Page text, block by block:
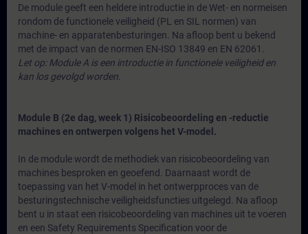
De module geeft een heldere introductie in de Wet- en normeisen
rondom de functionele veiligheid (PL en SIL normen) van
machine- en apparatenbesturingen. Na afloop bent u bekend
met de impact van de normen EN-ISO 13849 en EN 62061.
Let op: Module A is een introductie in functionele veiligheid en
kan los gevolgd worden.
Module B (2e dag, week 1) Risicobeoordeling en -reductie
machines en ontwerpen volgens het V-model.
In de module wordt de methodiek van risicobeoordeling van
machines besproken en geoefend. Daarnaast wordt de
toepassing van het V-model in het ontwerpproces van de
besturingstechnische veiligheidsfuncties uitgelegd. Na afloop
bent u in staat een risicobeoordeling van machines uit te voeren
en een Safety Requirements Specification voor de